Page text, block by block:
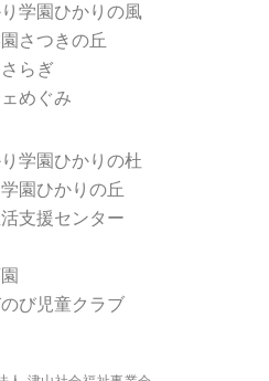
学園ひかりの風
さつきの丘
らぎ
めぐみ
学園ひかりの杜
園ひかりの丘
支援センター
び児童クラブ